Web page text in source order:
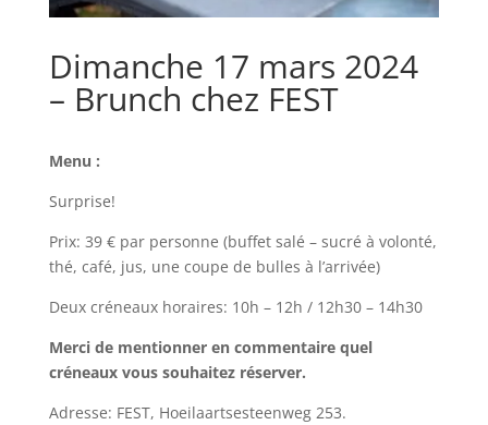
Dimanche 17 mars 2024
– Brunch chez FEST
Menu :
Surprise!
Prix: 39 € par personne (buffet salé – sucré à volonté,
thé, café, jus, une coupe de bulles à l’arrivée)
Deux créneaux horaires: 10h – 12h / 12h30 – 14h30
Merci de mentionner en commentaire quel
créneaux vous souhaitez réserver.
Adresse: FEST, Hoeilaartsesteenweg 253.